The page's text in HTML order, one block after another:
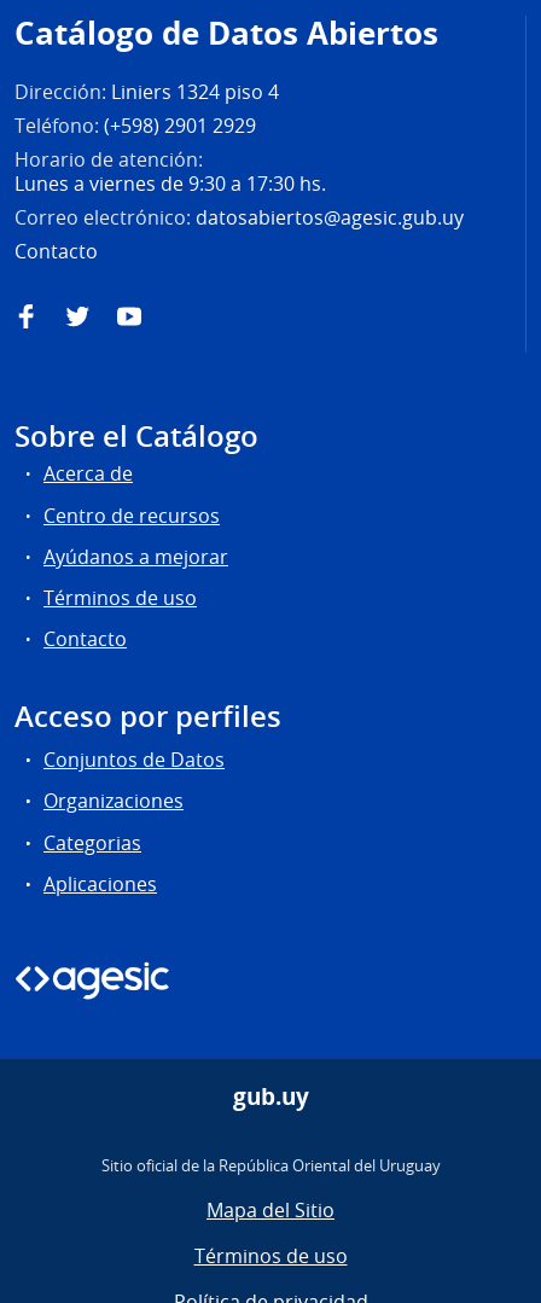
página
Catálogo de Datos Abiertos
Dirección: Liniers 1324 piso 4
Teléfono: (+598) 2901 2929
Horario de atención:
Lunes a viernes de 9:30 a 17:30 hs.
Correo electrónico: datosabiertos@agesic.gub.uy
Contacto
FacebookTwitterYouTube
Sobre el Catálogo
Acerca de
Centro de recursos
Ayúdanos a mejorar
Términos de uso
Contacto
Acceso por perfiles
Conjuntos de Datos
Organizaciones
Categorias
Aplicaciones
gub.uy
Sitio oficial de la República Oriental del Uruguay
Mapa del Sitio
Términos de uso